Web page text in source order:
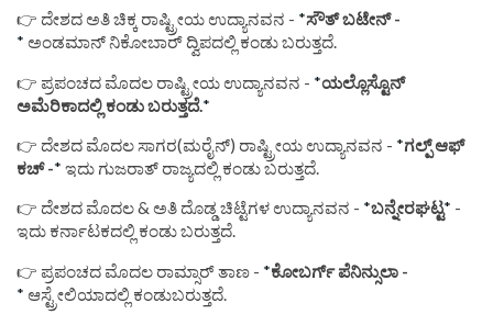
👉 ದೇಶದ ಅತಿ ಚಿಕ್ಕ ರಾಷ್ಟ್ರೀಯ ಉದ್ಯಾನವನ - *ಸೌತ್ ಬಟೇನ್ -
* ಅಂಡಮಾನ್ ನಿಕೋಬಾರ್ ದ್ವಿಪದಲ್ಲಿ ಕಂಡು ಬರುತ್ತದೆ.
👉 ಪ್ರಪಂಚದ ‌ಮೊದಲ ರಾಷ್ಟ್ರೀಯ ಉದ್ಯಾನವನ - *ಯಲ್ಲೊಸ್ಟೊನ್
ಅಮೆರಿಕಾದಲ್ಲಿ ಕಂಡು ಬರುತ್ತದೆ.*
👉 ದೇಶದ ಮೊದಲ ಸಾಗರ(ಮರೈನ್) ರಾಷ್ಟ್ರೀಯ ಉದ್ಯಾನವನ - *ಗಲ್ಪ್ ಆಫ್
ಕಚ್ -* ಇದು ಗುಜರಾತ್ ರಾಜ್ಯದಲ್ಲಿ ಕಂಡು ಬರುತ್ತದೆ.
👉 ದೇಶದ ಮೊದಲ & ಅತಿ ದೊಡ್ಡ ಚಿಟ್ಟೆಗಳ ಉದ್ಯಾನವನ - *ಬನ್ನೇರಘಟ್ಟ* -
ಇದು ಕರ್ನಾಟಕದಲ್ಲಿ ಕಂಡು ಬರುತ್ತದೆ.
👉 ಪ್ರಪಂಚದ ಮೊದಲ ರಾಮ್ಸಾರ್ ತಾಣ - *ಕೋಬರ್ಗ್ ಪೆನಿನ್ಸುಲಾ -
* ಆಸ್ಟ್ರೇಲಿಯಾದಲ್ಲಿ ಕಂಡುಬರುತ್ತದೆ.